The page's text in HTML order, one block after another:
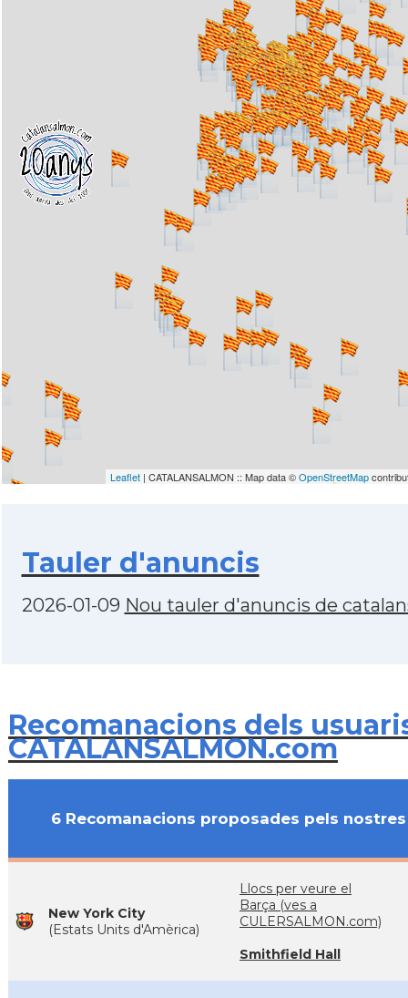
Leaflet | CATALANSALMON :: Map data ©OpenStreetMap
Tauler d'anuncis
2026-01-09 Nou tauler d'anuncis de
Recomanacions dels
CATALANSALMON.com
6 Recomanacions proposades pels
New York City
(Estats Units d'Amèrica)
Llocs per veure el
Barça (ves a
CULERSALMON.com)
Smithfield Hall